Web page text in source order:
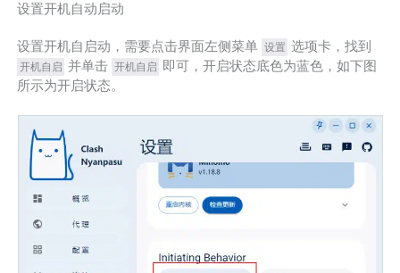
设置开机自动启动
设置开机自启动，需要点击界面左侧菜单 设置 选项卡，找到
开机自启 并单击 开机自启 即可，开启状态底色为蓝色，如下图
所示为开启状态。